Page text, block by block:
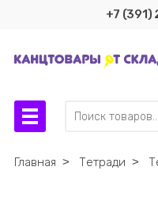
+7 (391)
Главная ˃ Тетради ˃